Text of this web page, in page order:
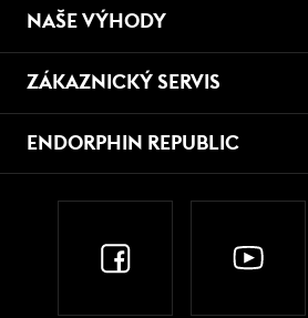
NAŠE VÝHODY
ZÁKAZNICKÝ SERVIS
ENDORPHIN REPUBLIC